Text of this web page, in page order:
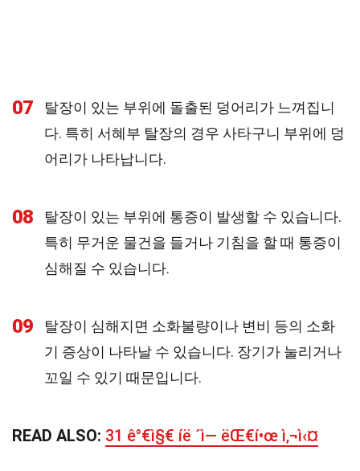
07
탈장이 있는 부위에 돌출된 덩어리가 느껴집니
다. 특히 서혜부 탈장의 경우 사타구니 부위에 덩
어리가 나타납니다.
08
탈장이 있는 부위에 통증이 발생할 수 있습니다.
특히 무거운 물건을 들거나 기침을 할 때 통증이
심해질 수 있습니다.
09
탈장이 심해지면 소화불량이나 변비 등의 소화
기 증상이 나타날 수 있습니다. 장기가 눌리거나
꼬일 수 있기 때문입니다.
READ ALSO: 31 ê°€ì§€ íë ´ì— ëŒ€í•œ ì‚¬ì‹¤